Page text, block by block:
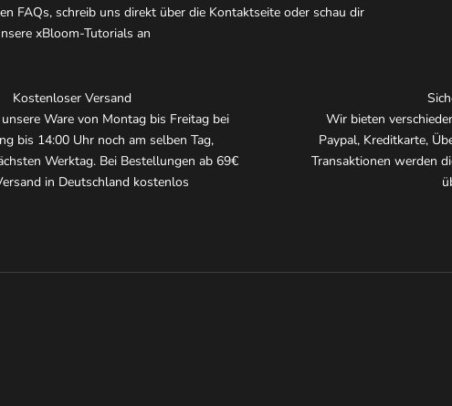
FAQs, schreib uns direkt über die Kontaktseite oder schau dir
xBloom-Tutorials an
Kostenloser Versand
Ware von Montag bis Freitag bei
bis 14:00 Uhr noch am selben Tag,
Werktag. Bei Bestellungen ab 69€
in Deutschland kostenlos
Wir bieten
Paypal, Kreditkarte,
Transaktionen werden